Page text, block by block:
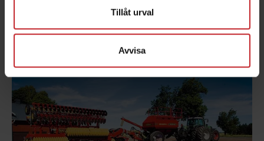
Tillåt urval
Avvisa
Läs mer